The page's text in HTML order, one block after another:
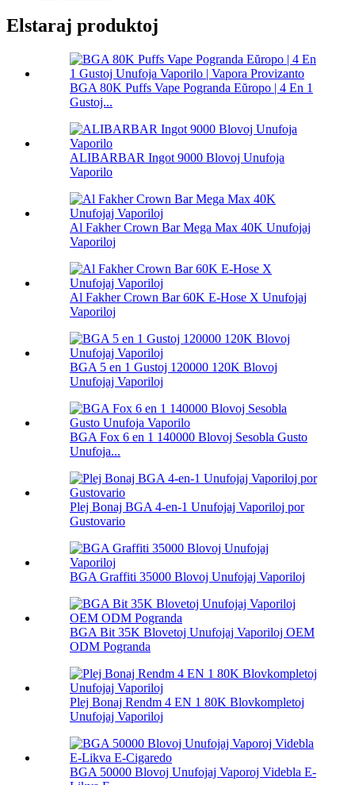
Elstaraj produktoj
BGA 80K Puffs Vape Pogranda Eŭropo | 4 En 1
Gustoj...
ALIBARBAR Ingot 9000 Blovoj Unufoja
Vaporilo
Al Fakher Crown Bar Mega Max 40K Unufojaj
Vaporiloj
Al Fakher Crown Bar 60K E-Hose X Unufojaj
Vaporiloj
BGA 5 en 1 Gustoj 120000 120K Blovoj
Unufojaj Vaporiloj
BGA Fox 6 en 1 140000 Blovoj Sesobla Gusto
Unufoja...
Plej Bonaj BGA 4-en-1 Unufojaj Vaporiloj por
Gustovario
BGA Graffiti 35000 Blovoj Unufojaj Vaporiloj
BGA Bit 35K Blovetoj Unufojaj Vaporiloj OEM
ODM Pogranda
Plej Bonaj Rendm 4 EN 1 80K Blovkompletoj
Unufojaj Vaporiloj
BGA 50000 Blovoj Unufojaj Vaporoj Videbla E-